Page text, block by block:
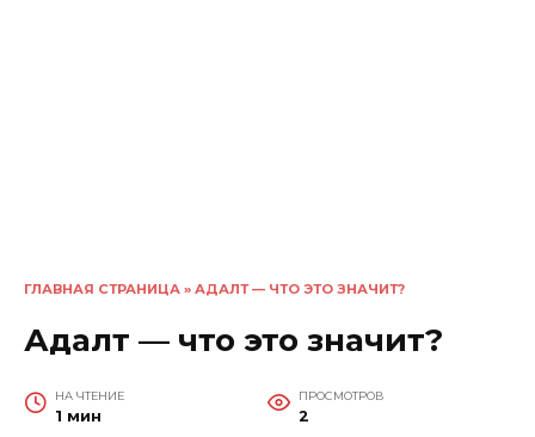
ГЛАВНАЯ СТРАНИЦА » АДАЛТ — ЧТО ЭТО ЗНАЧИТ?
Адалт — что это значит?
НА ЧТЕНИЕ
1 мин
ПРОСМОТРОВ
2